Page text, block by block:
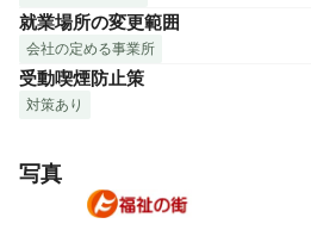
就業場所の変更範囲
会社の定める事業所
受動喫煙防止策
対策あり
写真